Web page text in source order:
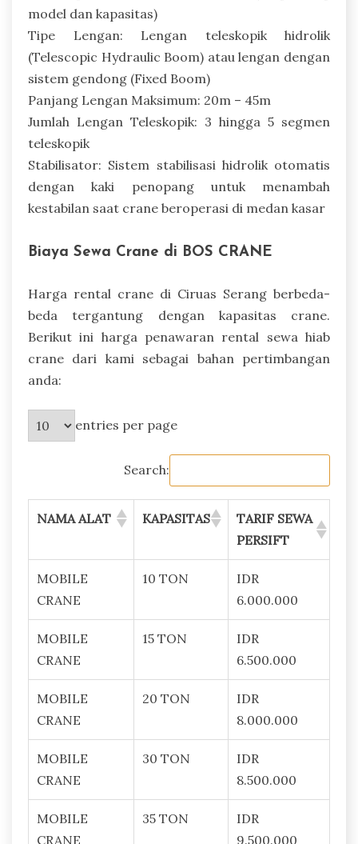
model dan kapasitas)
Tipe Lengan: Lengan teleskopik hidrolik
(Telescopic Hydraulic Boom) atau lengan dengan
sistem gendong (Fixed Boom)
Panjang Lengan Maksimum: 20m – 45m
Jumlah Lengan Teleskopik: 3 hingga 5 segmen
teleskopik
Stabilisator: Sistem stabilisasi hidrolik otomatis
dengan kaki penopang untuk menambah
kestabilan saat crane beroperasi di medan kasar
Biaya Sewa Crane di BOS CRANE
Harga rental crane di Ciruas Serang berbeda-
beda tergantung dengan kapasitas crane.
Berikut ini harga penawaran rental sewa hiab
crane dari kami sebagai bahan pertimbangan
anda:
entries per page
Search:
NAMA ALAT KAPASITAS
TARIF SEWA
PERSIFT
MOBILE
CRANE
10 TON
IDR
6.000.000
MOBILE
CRANE
15 TON
IDR
6.500.000
MOBILE
CRANE
20 TON
IDR
8.000.000
MOBILE
CRANE
30 TON
IDR
8.500.000
MOBILE
CRANE
35 TON
IDR
9.500.000